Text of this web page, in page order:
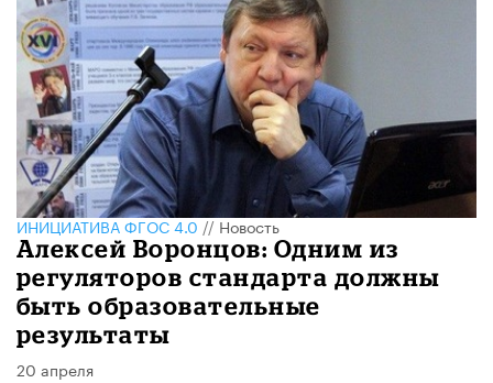
ИНИЦИАТИВА ФГОС 4.0//Новость
Алексей Воронцов: Одним из
регуляторов стандарта должны
быть образовательные
результаты
20 апреля